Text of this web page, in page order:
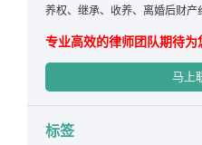
养权、继承、收养、离婚后财产
专业高效的律师团队期待为
马上
标签